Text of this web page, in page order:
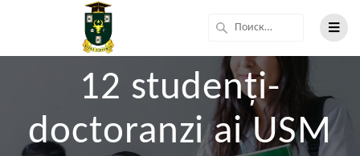
12 studenți-
doctoranzi ai USM